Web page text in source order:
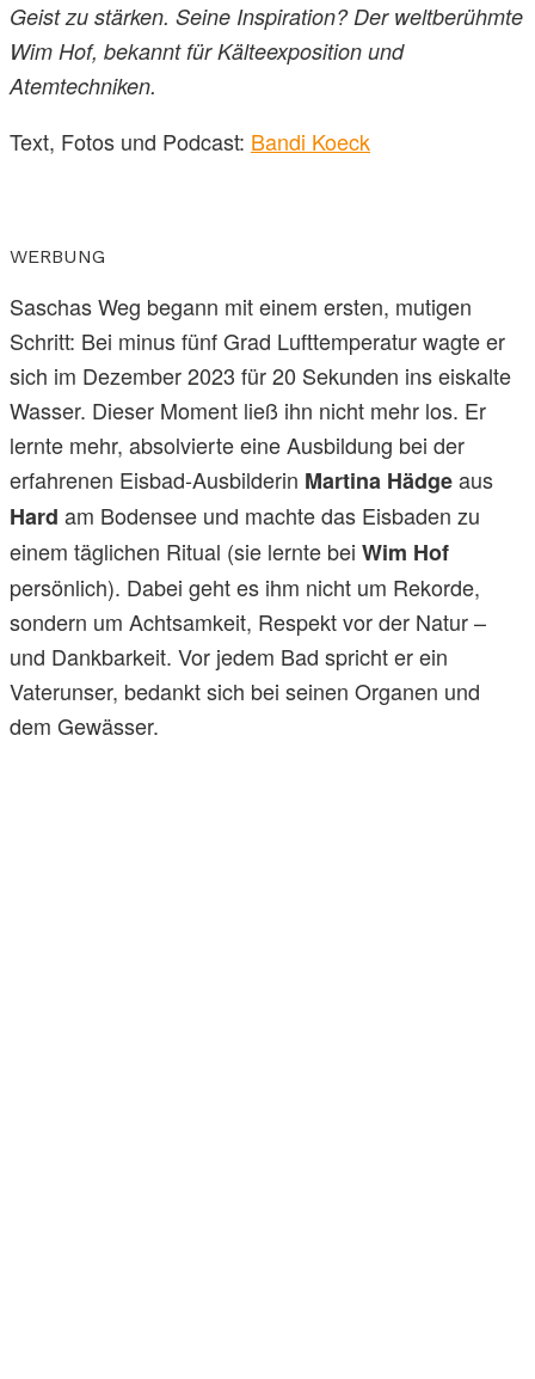
Geist zu stärken. Seine Inspiration? Der weltberühmte
Wim Hof, bekannt für Kälteexposition und
Atemtechniken.
Text, Fotos und Podcast: Bandi Koeck
WERBUNG
Saschas Weg begann mit einem ersten, mutigen
Schritt: Bei minus fünf Grad Lufttemperatur wagte er
sich im Dezember 2023 für 20 Sekunden ins eiskalte
Wasser. Dieser Moment ließ ihn nicht mehr los. Er
lernte mehr, absolvierte eine Ausbildung bei der
erfahrenen Eisbad-Ausbilderin Martina Hädgeaus
Hard am Bodensee und machte das Eisbaden zu
einem täglichen Ritual (sie lernte bei Wim Hof
persönlich). Dabei geht es ihm nicht um Rekorde,
sondern um Achtsamkeit, Respekt vor der Natur –
und Dankbarkeit. Vor jedem Bad spricht er ein
Vaterunser, bedankt sich bei seinen Organen und
dem Gewässer.